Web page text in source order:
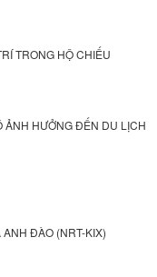
TRONG HỘ CHIẾU
ẢNH HƯỞNG ĐẾN DU LỊCH
ĐÀO (NRT-KIX)